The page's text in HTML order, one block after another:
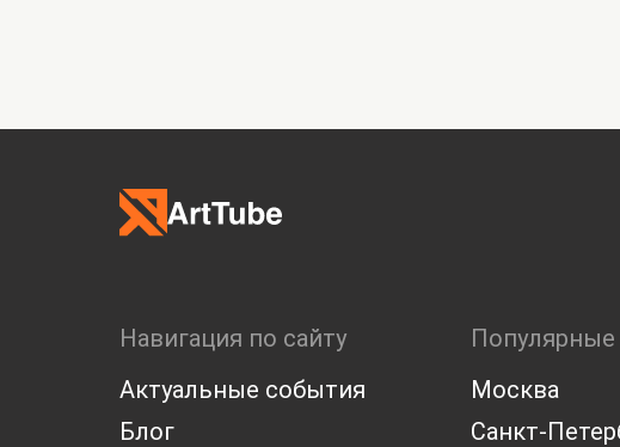
Навигация по сайту
Актуальные события
Блог
Популярные
Москва
Санкт-